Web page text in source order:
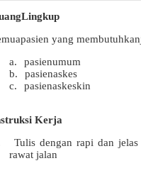
yang
a.
pasienumum
b.
pasienaskes
c.
pasienaskeskin
uksi Kerja
Tulis dengan rapi dan
rawat jalan